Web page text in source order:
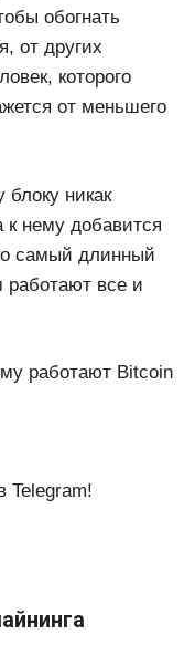
обогнать
от других
которого
от меньшего
блоку никак
к нему добавится
самый длинный
работают все и
работают Bitcoin
Telegram!